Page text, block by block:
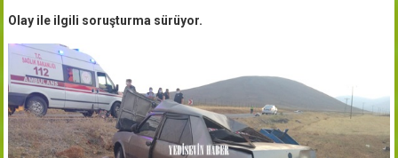
Olay ile ilgili soruşturma sürüyor.